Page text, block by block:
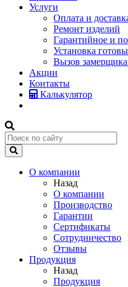
Услуги
Оплата и
Ремонт изделий
Гарантийное и
Установка
Вызов
Акции
Контакты
Калькулятор
О компании
Назад
О компании
Производство
Гарантии
Сертификаты
Сотрудничество
Отзывы
Продукция
Назад
Продукция